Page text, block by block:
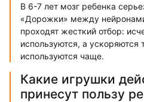
В 6-7 лет мозг ребенка
«Дорожки» между
проходят жесткий отбор:
используются, а ускоряются
используются чаще.
Какие игрушки
принесут пользу